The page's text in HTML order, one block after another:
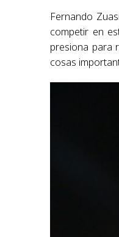
Fernando
competir en
presiona para
cosas